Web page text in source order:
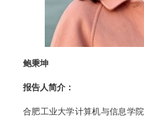
鲍秉坤
报告人简介：
合肥工业大学计算机与信息学